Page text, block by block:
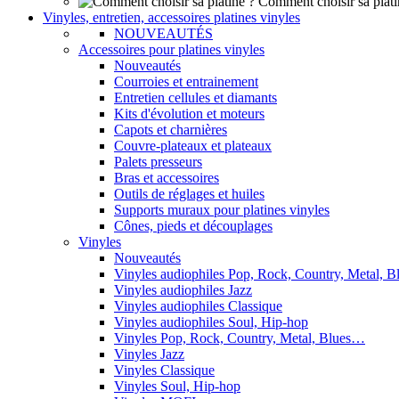
Vinyles, entretien, accessoires platines vinyles
NOUVEAUTÉS
Accessoires pour platines vinyles
Nouveautés
Courroies et entrainement
Entretien cellules et diamants
Kits d'évolution et moteurs
Capots et charnières
Couvre-plateaux et plateaux
Palets presseurs
Bras et accessoires
Outils de réglages et huiles
Supports muraux pour platines vinyles
Cônes, pieds et découplages
Vinyles
Nouveautés
Vinyles audiophiles Pop, Rock, Country, Metal,
Vinyles audiophiles Jazz
Vinyles audiophiles Classique
Vinyles audiophiles Soul, Hip-hop
Vinyles Pop, Rock, Country, Metal, Blues…
Vinyles Jazz
Vinyles Classique
Vinyles Soul, Hip-hop